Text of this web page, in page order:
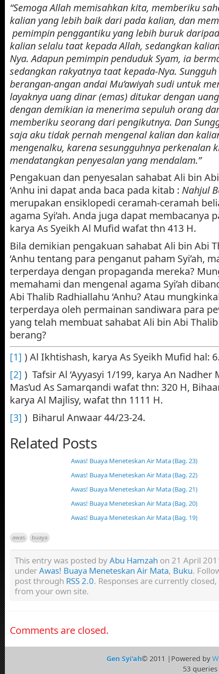
“Semoga Allah memisahkan kita, memberiku
kalian yang lebih baik dari pada kalian, dan
pemimpin penggantiku yang lebih buruk
kalian selalu taat kepada Allah, sedangkan
Nya. Adapun pemimpin penduduk Syam, ia
sedangkan rakyatnya taat kepada-Nya.
berangan-angan andai Mu’awiyah sudi untuk
layaknya uang dinar (emas) ditukar dengan
dengan demikian ia menerima sepuluh orang
memberiku seorang dari pengikutnya. Dan
saja aku tidak pernah mengenal kalian dan
mengenalku, karena sesungguhnya perkenalan
mendatangkan penyesalan yang mendalam.”
Pengakuan dan penyesalan sahabat Ali bin
‘Anhu ini dapat anda baca pada kitab : Nahjul
merupakan ensiklopedi ceramah-ceramah
agama Syi’ah. Anda juga dapat membacanya
karya As Syeikh Al Mufid wafat thn 413 H.
Bila demikian pengakuan sahabat Ali bin Abi
‘Anhu tentang para penganut paham Syi’ah,
terperdaya dengan propaganda mereka?
memahami dan mengenal agama Syi’ah
Abi Thalib Radhiallahu ‘Anhu? Atau
terperdaya oleh permainan sandiwara para
yang telah membuat sahabat Ali bin Abi
berang?
[1] ) Al Ikhtishash, karya As Syeikh Mufid hal:
[2] ) Tafsir Al ‘Ayyasyi 1/199, karya An
Mas’ud As Samarqandi wafat thn: 320 H,
karya Al Majlisy, wafat thn 1111 H.
[3] ) Biharul Anwaar 44/23-24.
Related Posts
Awas! Buaya Meneteskan Air Mata (Bag. 23)
Awas! Buaya Meneteskan Air Mata (Bag. 22)
Awas! Buaya Meneteskan Air Mata (Bag. 21)
Awas! Buaya Meneteskan Air Mata (Bag. 20)
Awas! Buaya Meneteskan Air Mata (Bag. 19)
awas buaya
This entry was posted byAbu Hamzah on 21 April
underAwas! Buaya Meneteskan Air Mata, Buku.
post through RSS 2.0. Responses are currently
from your own site.
Comments are closed.
Gen Syi'ah© 2011 |Powered by
53